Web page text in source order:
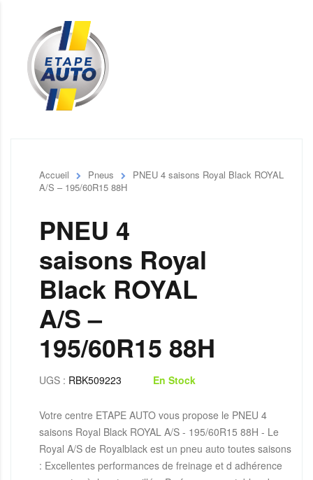
Accueil Pneus
PNEU 4 saisons Royal Black ROYAL
A/S – 195/60R15 88H
PNEU 4
saisons Royal
Black ROYAL
A/S –
195/60R15 88H
UGS : RBK509223 En Stock
Votre centre ETAPE AUTO vous propose le PNEU 4
saisons Royal Black ROYAL A/S - 195/60R15 88H - Le
Royal A/S de Royalblack est un pneu auto toutes saisons
: Excellentes performances de freinage et d adhérence